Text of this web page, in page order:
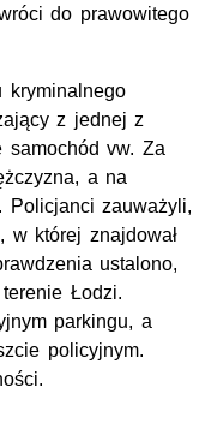
do prawowitego
kryminalnego
z jednej z
samochód vw. Za
a na
Policjanci zauważyli,
w której znajdował
ustalono,
Łodzi.
parkingu, a
policyjnym.